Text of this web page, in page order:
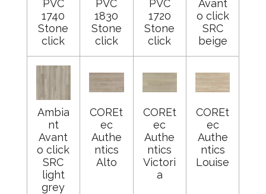
PVC
1740
Stone
click
PVC
1830
Stone
click
PVC
1720
Stone
click
Avant
o click
SRC
beige
Ambia
nt
Avant
o click
SRC
light
grey
COREt
ec
Authe
ntics
Alto
COREt
ec
Authe
ntics
Victori
a
COREt
ec
Authe
ntics
Louise